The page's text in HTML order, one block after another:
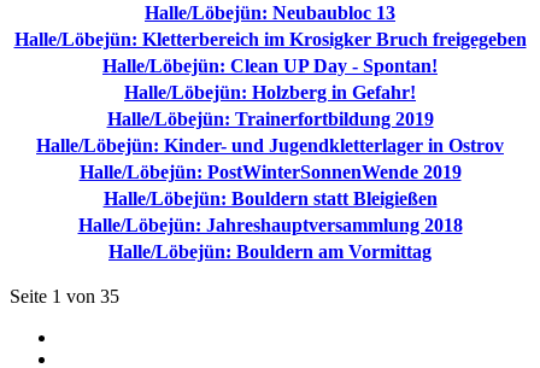
Halle/Löbejün: Neubaubloc 13
Halle/Löbejün: Kletterbereich im Krosigker Bruch freigegeben
Halle/Löbejün: Clean UP Day - Spontan!
Halle/Löbejün: Holzberg in Gefahr!
Halle/Löbejün: Trainerfortbildung 2019
Halle/Löbejün: Kinder- und Jugendkletterlager in Ostrov
Halle/Löbejün: PostWinterSonnenWende 2019
Halle/Löbejün: Bouldern statt Bleigießen
Halle/Löbejün: Jahreshauptversammlung 2018
Halle/Löbejün: Bouldern am Vormittag
Seite 1 von 35